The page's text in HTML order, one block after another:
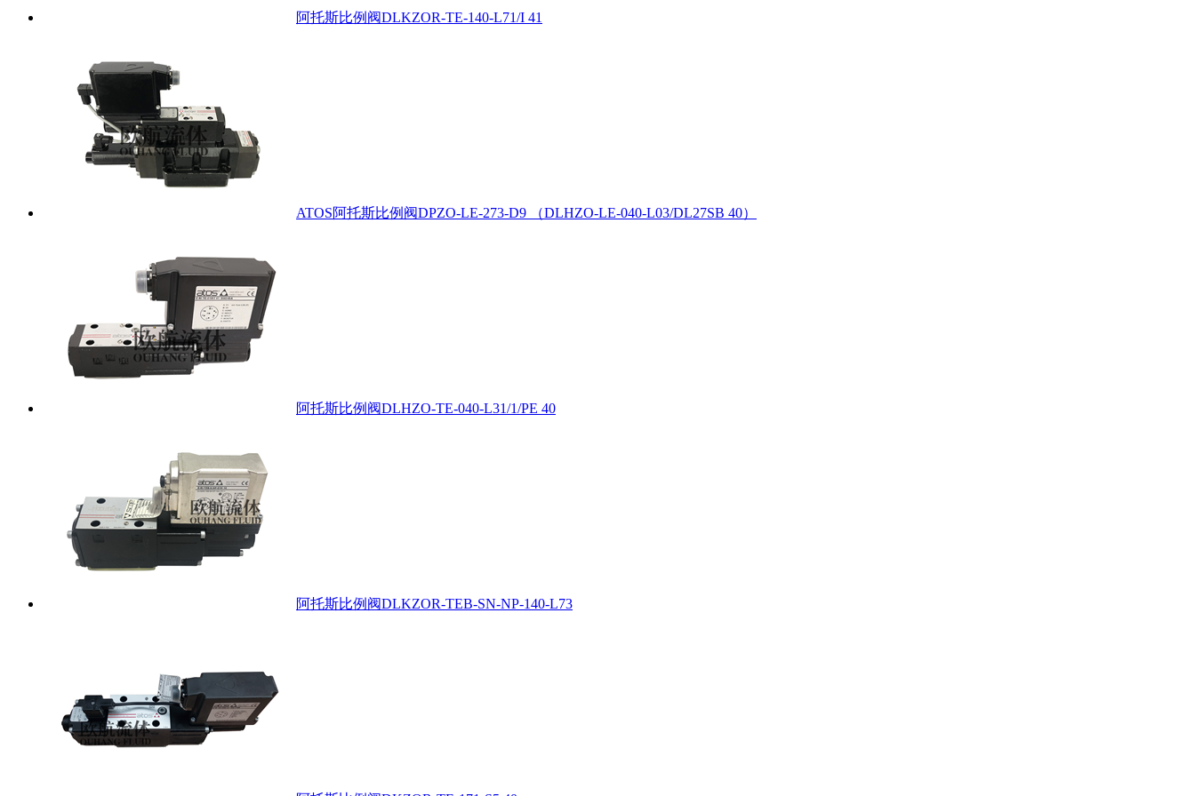
阿托斯比例阀DLKZOR-TE-140-L71/I 41
ATOS阿托斯比例阀DPZO-LE-273-D9 （DLHZO-LE-040-L03/DL27SB 40）
阿托斯比例阀DLHZO-TE-040-L31/1/PE 40
阿托斯比例阀DLKZOR-TEB-SN-NP-140-L73